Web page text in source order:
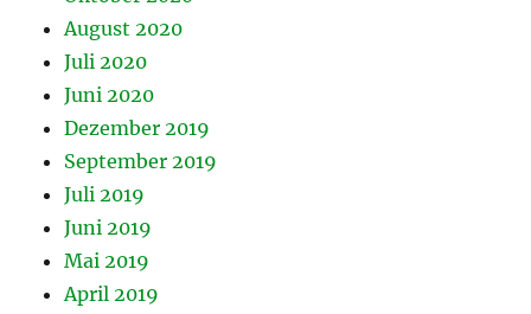
August 2020
Juli 2020
Juni 2020
Dezember 2019
September 2019
Juli 2019
Juni 2019
Mai 2019
April 2019